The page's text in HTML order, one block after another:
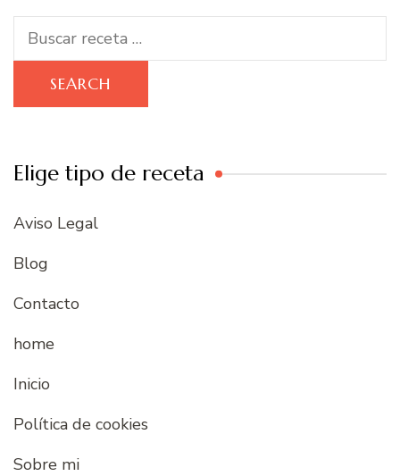
Search
for:
Elige tipo de receta
Aviso Legal
Blog
Contacto
home
Inicio
Política de cookies
Sobre mi